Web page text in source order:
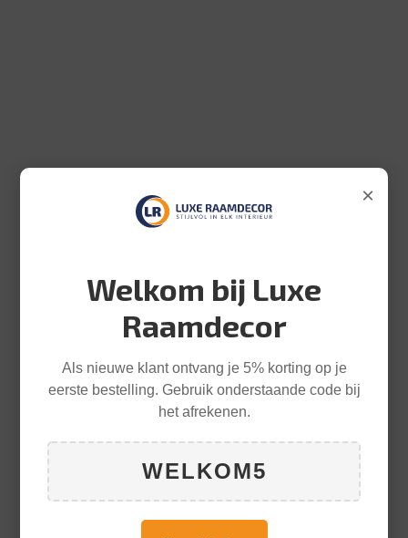
×
Welkom bij Luxe
Raamdecor
Als nieuwe klant ontvang je 5% korting op je
eerste bestelling. Gebruik onderstaande code bij
het afrekenen.
WELKOM5